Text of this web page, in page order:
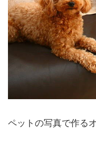
ペットの写真で作る